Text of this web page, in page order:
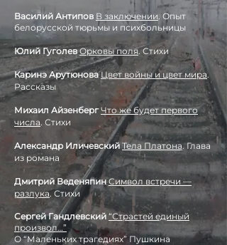
Василий Антипов В заключении. Опыт
белорусской тюрьмы и психбольницы
Юлий Гуголев Орковы поля. Стихи
Каринэ Арутюнова Цвет войны и цвет мира.
Рассказы
Михаил Айзенберг Что же будет первого
числа. Стихи
Александр Иличевский Тела Платона. Глава
из романа
Дмитрий Веденяпин Символ встречи —
разлука. Стихи
Сергей Гандлевский “Страстей единый
произвол…”
О “Маленьких трагедиях” Пушкина